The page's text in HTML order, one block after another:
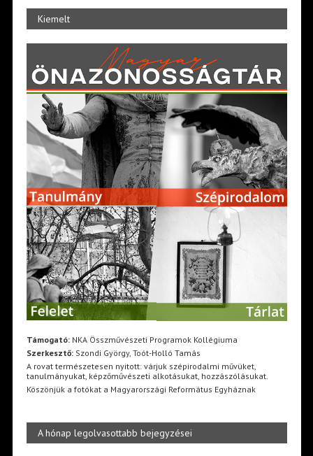
Kiemelt
Támogató:NKA Összművészeti Programok Kollégiuma
Szerkesztő:Szondi György, Toót-Holló Tamás
A rovat természetesen nyitott: várjuk szépirodalmi művüket,
tanulmányukat, képzőművészeti alkotásukat, hozzászólásukat.
Köszönjük a fotókat a Magyarországi Református Egyháznak
A hónap legolvasottabb bejegyzései